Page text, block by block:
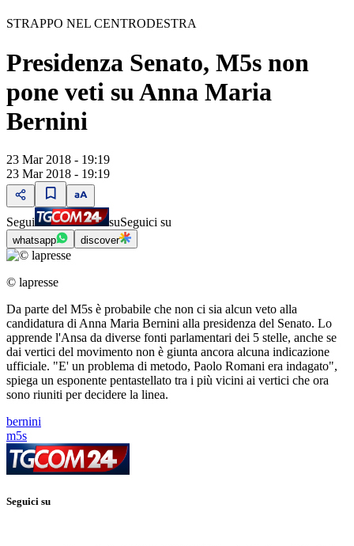
STRAPPO NEL CENTRODESTRA
Presidenza Senato, M5s non
pone veti su Anna Maria
Bernini
23 Mar 2018 - 19:19
23 Mar 2018 - 19:19
Segui suSeguici su
whatsapp discover
© lapresse
Da parte del M5s è probabile che non ci sia alcun veto alla
candidatura di Anna Maria Bernini alla presidenza del Senato. Lo
apprende l'Ansa da diverse fonti parlamentari dei 5 stelle, anche se
dai vertici del movimento non è giunta ancora alcuna indicazione
ufficiale. "E' un problema di metodo, Paolo Romani era indagato",
spiega un esponente pentastellato tra i più vicini ai vertici che ora
sono riuniti per decidere la linea.
bernini
m5s
Seguici su